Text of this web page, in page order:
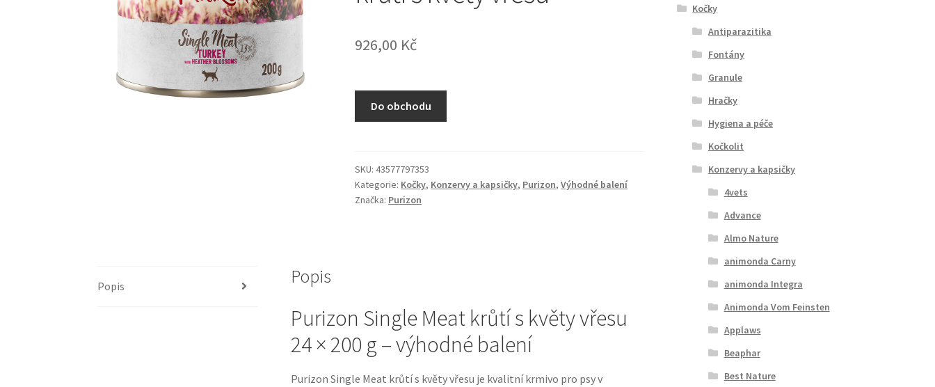
926,00 Kč
Do obchodu
SKU:43577797353
Kategorie: Kočky, Konzervy a kapsičky, Purizon,Výhodné balení
Značka: Purizon
Popis Popis
Purizon Single Meat krůtí s květy vřesu
24 × 200 g – výhodné balení
Purizon Single Meat krůtí s květy vřesu je kvalitní krmivo pro psy v
Kočky
Antiparazitika
Fontány
Granule
Hračky
Hygiena a péče
Kočkolit
Konzervy a kapsičky
4vets
Advance
Almo Nature
animonda Carny
animonda Integra
Animonda Vom Feinsten
Applaws
Beaphar
Best Nature